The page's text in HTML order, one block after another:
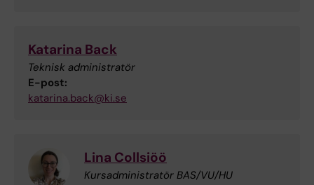
Katarina Back
Teknisk administratör
E-post:
katarina.back@ki.se
Lina Collsiöö
Kursadministratör BAS/VU/HU